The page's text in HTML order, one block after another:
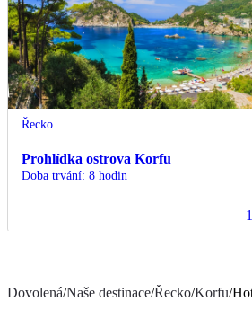
Řecko
Prohlídka ostrova Korfu
Doba trvání: 8 hodin
Dovolená/Naše destinace/Řecko/Korfu/